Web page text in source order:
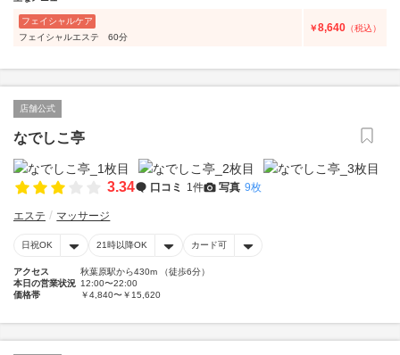
フェイシャルケア
フェイシャルエステ 60分
￥8,640 （税込）
店舗公式
なでしこ亭
3.34 口コミ 1件 写真 9枚
エステ マッサージ
日祝OK 21時以降OK カード可
アクセス
秋葉原駅から430m （徒歩6分）
本日の営業状況 12:00〜22:00
価格帯
￥4,840〜￥15,620